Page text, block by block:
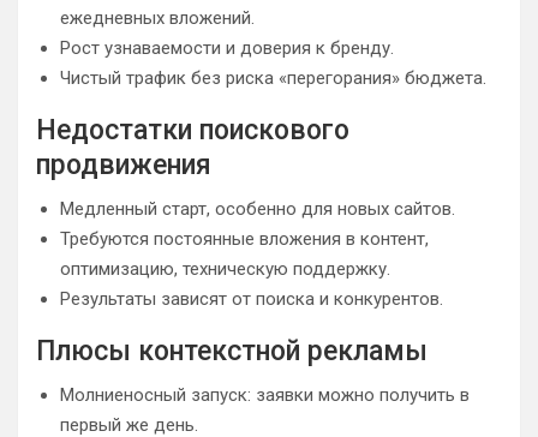
ежедневных вложений.
Рост узнаваемости и доверия к бренду.
Чистый трафик без риска «перегорания» бюджета.
Недостатки поискового
продвижения
Медленный старт, особенно для новых сайтов.
Требуются постоянные вложения в контент,
оптимизацию, техническую поддержку.
Результаты зависят от поиска и конкурентов.
Плюсы контекстной рекламы
Молниеносный запуск: заявки можно получить в
первый же день.